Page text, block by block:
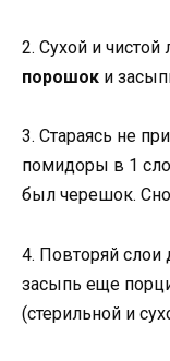
2. Сухой и
порошок и
3. Стараясь не
помидоры в 1
был черешок.
4. Повторяй слои
засыпь еще
(стерильной и